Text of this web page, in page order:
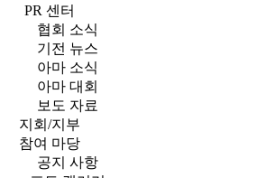
PR 센터
협회 소식
기전 뉴스
아마 소식
아마 대회
보도 자료
지회/지부
참여 마당
공지 사항